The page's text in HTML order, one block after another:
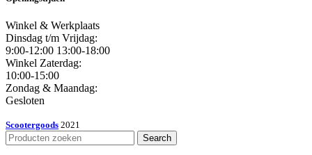
Winkel & Werkplaats
Dinsdag t/m Vrijdag:
9:00-12:00 13:00-18:00
Winkel Zaterdag:
10:00-15:00
Zondag & Maandag:
Gesloten
Scootergoods 2021
Search